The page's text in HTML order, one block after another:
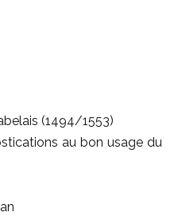
(1494/1553)
au bon usage du